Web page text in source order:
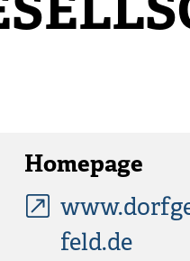
Homepage
feld.de